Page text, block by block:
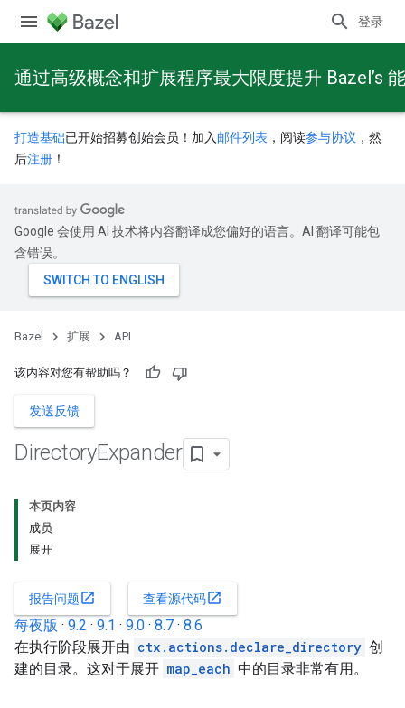
登录
通过高级概念和扩展程序最大限度提升 Bazel’s
打造基础已开始招募创始会员！加入 邮件列表 ，阅读参与协议 ，然
后注册 ！
Google 会使用 AI 技术将内容翻译成您偏好的语言。AI 翻译可能包
含错误。
Bazel 扩展 API
该内容对您有帮助吗？
发送反馈
DirectoryExpander
本页内容
成员
展开
报告问题open_in_new 查看源代码open_in_new
每夜版 · 9.2 · 9.1 · 9.0 · 8.7 · 8.6
在执行阶段展开由 ctx.actions.declare_directory 创
建的目录。这对于展开 map_each 中的目录非常有用。